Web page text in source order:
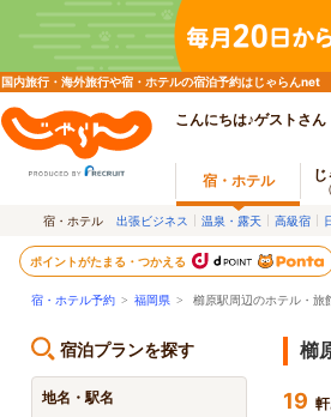
国内旅行・海外旅行や宿・ホテルの宿泊予約はじゃらんnet
こんにちは♪ゲストさん
宿・ホテル
宿・ホテル 出張ビジネス 温泉・露天 高級宿
ポイントがたまる・つかえる
宿・ホテル予約 > 福岡県 > 櫛原駅周辺のホテル・旅
宿泊プランを探す
地名・駅名
櫛
19